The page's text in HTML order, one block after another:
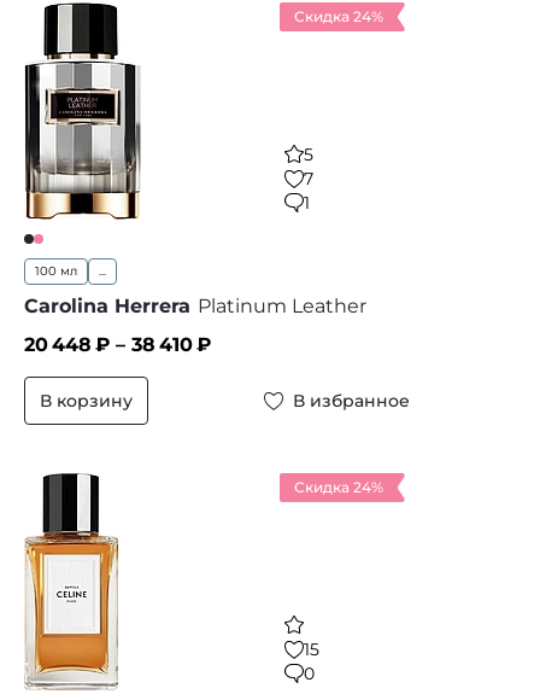
Скидка 24%
5
7
1
100 мл ...
Carolina Herrera Platinum Leather
20 448 ₽ – 38 410₽
В корзину В избранное
Скидка 24%
15
0